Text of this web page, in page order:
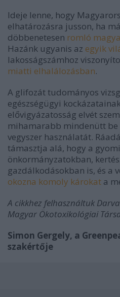
Ideje lenne, hogy
elhatározásra jusson, ha
döbbenetesen romló
Hazánk ugyanis az egyik
lakosságszámhoz
miatti elhalálozásban.
A glifozát tudományos
egészségügyi
elővigyázatosság elvét
mihamarabb mindenütt be
vegyszer használatát.
támasztja alá, hogy a
önkormányzatokban,
gazdálkodásokban is, és a
okozna komoly károkat a
A cikkhez felhasználtuk
Magyar Ökotoxikológiai
Simon Gergely, a
szakértője